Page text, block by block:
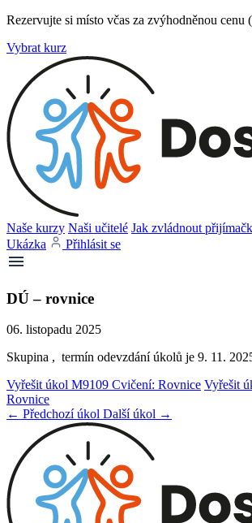
Rezervujte si místo včas za zvýhodněnou cenu
Vybrat kurz
Naše kurzy Naši učitelé Jak zvládnout
Ukázka
Přihlásit se
DÚ – rovnice
06. listopadu 2025
Skupina , termín odevzdání úkolů je 9. 11.
Vyřešit úkol M9109 Cvičení: Rovnice Vyřešit
Rovnice
← Předchozí úkol Další úkol →